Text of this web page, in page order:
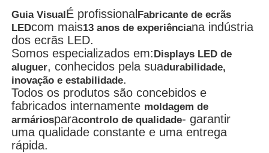
Guia Visual É profissional Fabricante de ecrãs
LEDcom mais13 anos de experiênciana indústria
dos ecrãs LED.
Somos especializados em: Displays LED de
aluguer, conhecidos pela suadurabilidade,
inovação e estabilidade.
Todos os produtos são concebidos e
fabricados internamente moldagem de
armáriosparacontrolo de qualidade- garantir
uma qualidade constante e uma entrega
rápida.